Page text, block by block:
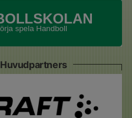
Huvudpartners